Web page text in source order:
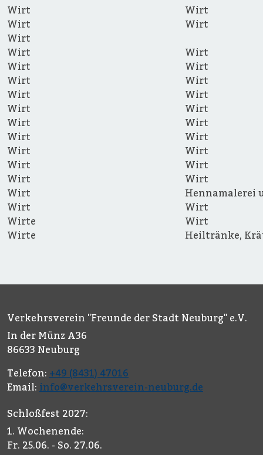
Wirt
Wirt
Wirt
Wirt
Wirt
Wirt
Wirt
Wirt
Wirt
Wirt
Wirt
Wirt
Wirt
Wirt
Wirt
Wirt
Wirt
Wirt
Wirt
Wirt
Wirt
Wirt
Wirt
Wirt
Wirt
Wirt
Hennamalerei
Wirt
Wirt
Wirte
Wirt
Wirte
Heiltränke,
Verkehrsverein "Freunde der Stadt Neuburg" e.V.
In der Münz A36
86633 Neuburg
Telefon: +49 (8431) 47016
Email: info@verkehrsverein-neuburg.de
Schloßfest 2027:
1. Wochenende:
Fr. 25.06. - So. 27.06.